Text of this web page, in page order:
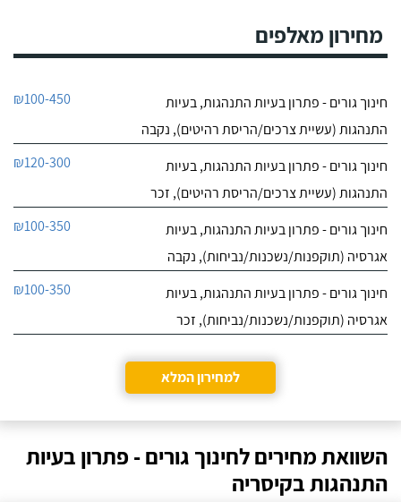
מקום בטבע בגבעת עדה
לפרטי העסק
יש לו גישה מצויינת לכלבים,
מספר פעמים, הוא תמיד
הלב, בכל הפעמים ששמתי
אצל ליאור את הכלבה שלי,
הייתי מאוד מרוצה, ליאור
לכלבים שהות נעימה בזמן
שהייתם בפנסיון, ניתן
לראות שהכלבה עברה
חוויה נעימה כי היא חוזרת
בחום!
מחירון מאלפים
חינוך גורים - פתרון בעיות התנהגות, בעיות
התנהגות (עשיית צרכים/הריסת רהיטים), נקבה
₪100-450
חינוך גורים - פתרון בעיות התנהגות, בעיות
התנהגות (עשיית צרכים/הריסת רהיטים), זכר
₪120-300
חינוך גורים - פתרון בעיות התנהגות, בעיות
אגרסיה (תוקפנות/נשכנות/נביחות), נקבה
₪100-350
חינוך גורים - פתרון בעיות התנהגות, בעיות
אגרסיה (תוקפנות/נשכנות/נביחות), זכר
₪100-350
למחירון המלא
השוואת מחירים לחינוך גורים - פתרון בעיות
התנהגות בקיסריה